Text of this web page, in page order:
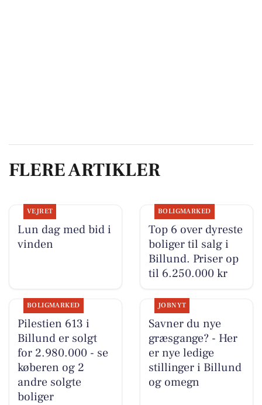
FLERE ARTIKLER
VEJRET
Lun dag med bid i
vinden
BOLIGMARKED
Top 6 over dyreste
boliger til salg i
Billund. Priser op
til 6.250.000 kr
BOLIGMARKED
Pilestien 613 i
Billund er solgt
for 2.980.000 - se
køberen og 2
andre solgte
boliger
JOBNYT
Savner du nye
græsgange? - Her
er nye ledige
stillinger i Billund
og omegn